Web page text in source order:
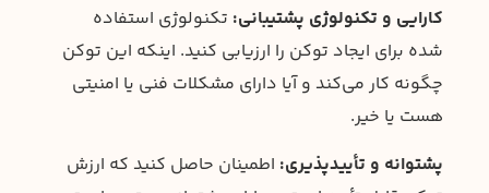
کارایی و تکنولوژی پشتیبانی: تکنولوژی استفاده
شده برای ایجاد توکن را ارزیابی کنید. اینکه این توکن
چگونه کار می‌کند و آیا دارای مشکلات فنی یا امنیتی
هست یا خیر.
پشتوانه و تأیید‌پذیری: اطمینان حاصل کنید که ارزش